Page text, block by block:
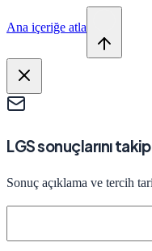
Ana içeriğe atla
LGS sonuçlarını
Sonuç açıklama ve tercih